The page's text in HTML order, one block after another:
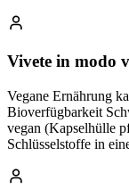
Vivete in modo
Vegane Ernährung
Bioverfügbarkeit
vegan (Kapselhülle
Schlüsselstoffe in